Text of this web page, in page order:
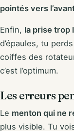
pointés vers
Enfin, la prise trop
d’épaules, tu
coiffes des
c’est l’optimum.
Les erreurs
Le menton qui ne
plus visible. Tu